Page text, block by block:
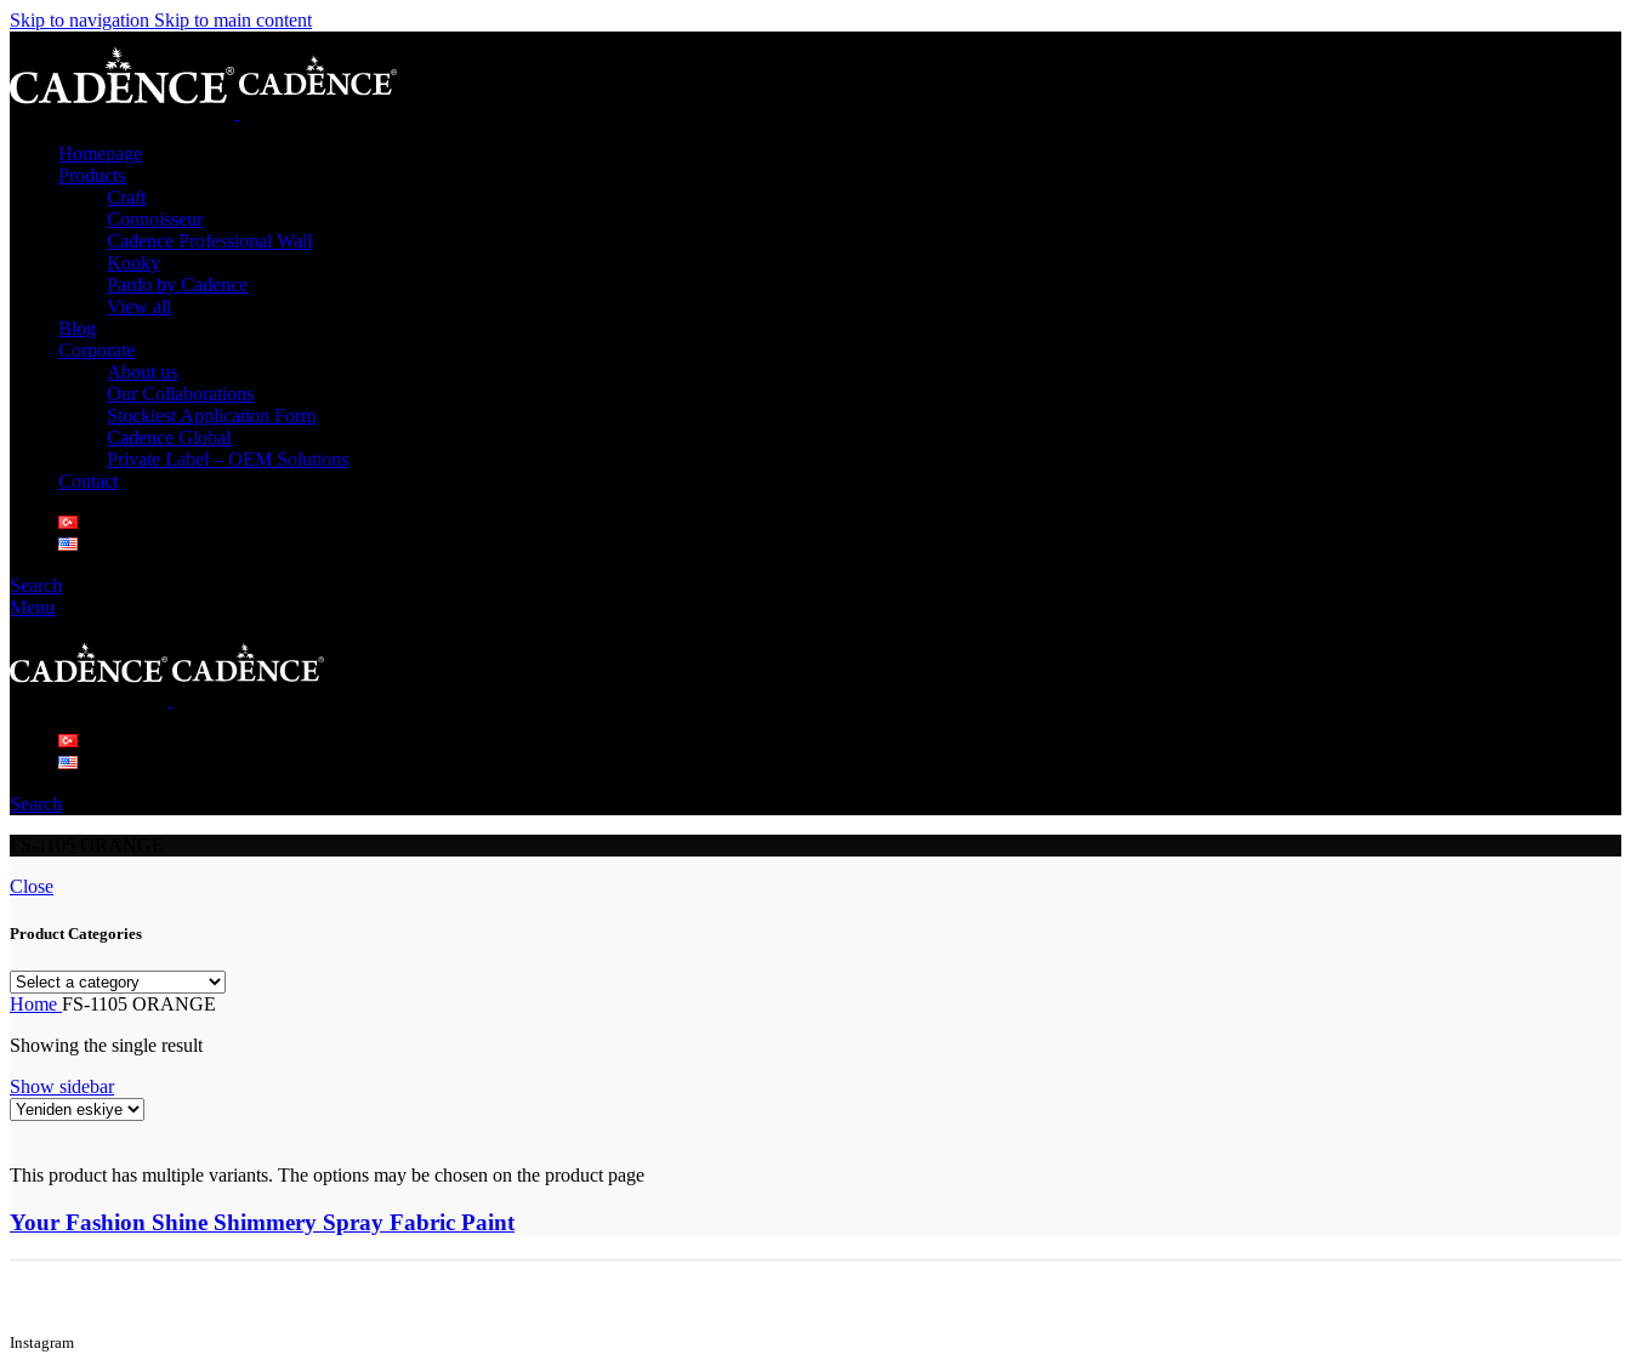
Skip to navigation Skip to main content
Homepage
Products
Craft
Connoisseur
Cadence Professional Wall
Kooky
Pardo by Cadence
View all
Blog
Corporate
About us
Our Collaborations
Stockiest Application Form
Cadence Global
Private Label – OEM Solutions
Contact
Search
Menu
Search
Close
Product Categories
Home FS-1105 ORANGE
Showing the single result
Show sidebar
This product has multiple variants. The options may be chosen on the product page
Your Fashion Shine Shimmery Spray Fabric Paint
Instagram